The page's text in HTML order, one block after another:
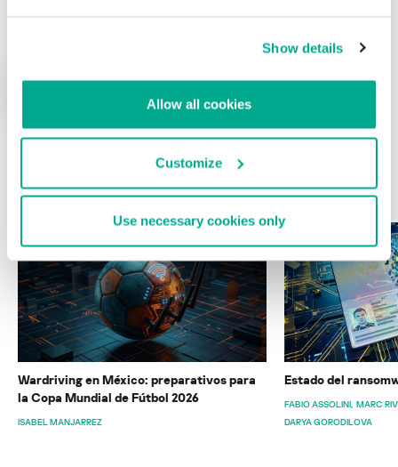
Show details
Allow all cookies
Customize
Use necessary cookies only
ÚLTIMAS PUBLICACIONES
Wardriving en México: preparativos para
la Copa Mundial de Fútbol 2026
ISABEL MANJARREZ
Estado del
FABIO ASSOLINI MARC
DARYA GORODILOVA